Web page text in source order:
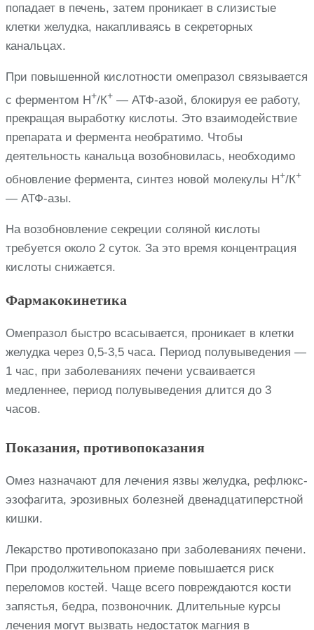
попадает в печень, затем проникает в слизистые
клетки желудка, накапливаясь в секреторных
канальцах.
При повышенной кислотности омепразол связывается
с ферментом Н+/К+ — АТФ-азой, блокируя ее работу,
прекращая выработку кислоты. Это взаимодействие
препарата и фермента необратимо. Чтобы
деятельность канальца возобновилась, необходимо
обновление фермента, синтез новой молекулы Н+/К+
— АТФ-азы.
На возобновление секреции соляной кислоты
требуется около 2 суток. За это время концентрация
кислоты снижается.
Фармакокинетика
Омепразол быстро всасывается, проникает в клетки
желудка через 0,5-3,5 часа. Период полувыведения —
1 час, при заболеваниях печени усваивается
медленнее, период полувыведения длится до 3
часов.
Показания, противопоказания
Омез назначают для лечения язвы желудка, рефлюкс-
эзофагита, эрозивных болезней двенадцатиперстной
кишки.
Лекарство противопоказано при заболеваниях печени.
При продолжительном приеме повышается риск
переломов костей. Чаще всего повреждаются кости
запястья, бедра, позвоночник. Длительные курсы
лечения могут вызвать недостаток магния в